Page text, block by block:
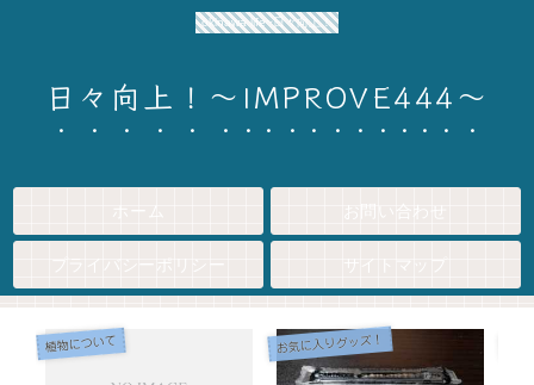
okinawa life~日々向上！
日々向上！～IMPROVE444～
植物について お気に入りグッズ！